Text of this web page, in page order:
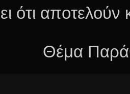
ότι
Θέμα